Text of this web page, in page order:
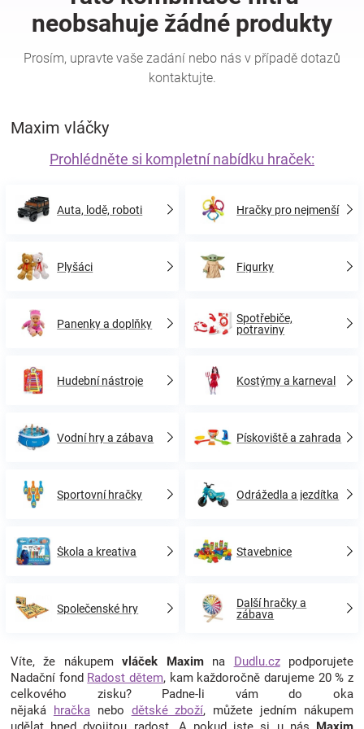
zábava
děti
Těhotenské
Novinky
Značky
Blog
Přihlášení
Maxim vláčky
Prohlédněte si kompletní nabídku hraček:
Auta, lodě, roboti Hračky pro nejmenší
Plyšáci Figurky
Panenky a doplňky
Spotřebiče,
potraviny
Hudební nástroje Kostýmy a karneval
Vodní hry a zábava Pískoviště a zahrada
Sportovní hračky Odrážedla a jezdítka
Škola a kreativa Stavebnice
Společenské hry
Další hračky a
zábava
Víte, že nákupemvláček Maxim na Dudlu.czpodporujete
Nadační fond Radost dětem, kam každoročně darujeme 20 % z
celkového zisku? Padne-li vám do oka
nějaká hračkanebo dětské zboží, můžete jedním nákupem